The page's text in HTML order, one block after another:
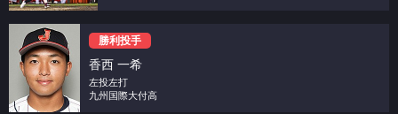
勝利投手
香西 一希
左投左打
九州国際大付高